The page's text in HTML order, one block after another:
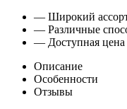
— Широкий
— Различные
— Доступная цена
Описание
Особенности
Отзывы